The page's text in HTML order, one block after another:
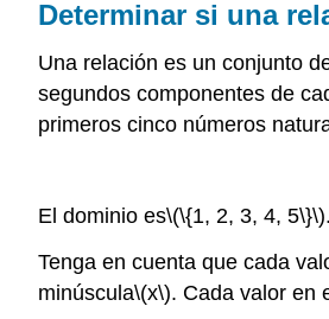
Determinar si una
Una relación es un conjunto
segundos componentes de
primeros cinco números
El dominio es\(\{1, 2, 3, 4, 5\}\)
Tenga en cuenta que cada
minúscula\(x\). Cada valor en